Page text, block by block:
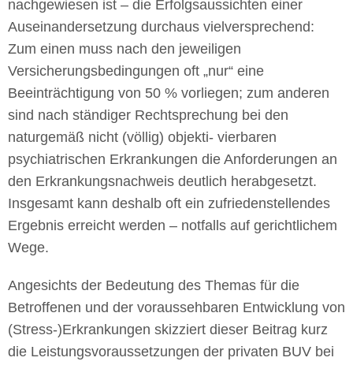
nachgewiesen ist – die Erfolgsaussichten einer
Auseinandersetzung durchaus vielversprechend:
Zum einen muss nach den jeweiligen
Versicherungsbedingungen oft „nur“ eine
Beeinträchtigung von 50 % vorliegen; zum anderen
sind nach ständiger Rechtsprechung bei den
naturgemäß nicht (völlig) objekti- vierbaren
psychiatrischen Erkrankungen die Anforderungen an
den Erkrankungsnachweis deutlich herabgesetzt.
Insgesamt kann deshalb oft ein zufriedenstellendes
Ergebnis erreicht werden – notfalls auf gerichtlichem
Wege.
Angesichts der Bedeutung des Themas für die
Betroffenen und der voraussehbaren Entwicklung von
(Stress-)Erkrankungen skizziert dieser Beitrag kurz
die Leistungsvoraussetzungen der privaten BUV bei